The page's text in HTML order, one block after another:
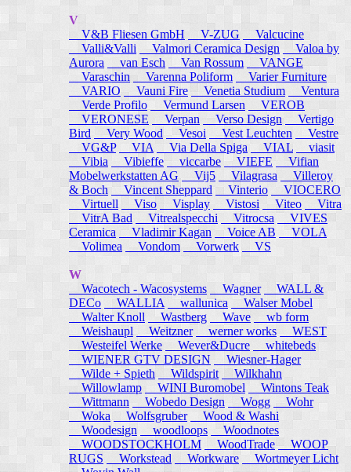
V
V&B Fliesen GmbH
V-ZUG
Valcucine
Valli&Valli
Valmori Ceramica Design
Valoa by
Aurora
van Esch Van Rossum
VANGE
Varaschin
Varenna Poliform
Varier Furniture
VARIO
Vauni Fire Venetia Studium
Ventura
Verde Profilo
Vermund Larsen
VEROB
VERONESE
Verpan Verso Design
Vertigo
Bird
Very Wood Vesoi Vest Leuchten
Vestre
VG&P
VIA Via Della Spiga VIAL
viasit
Vibia
Vibieffe viccarbe VIEFE
Vifian
Mobelwerkstatten AG
Vij5 Vilagrasa
Villeroy
& Boch
Vincent Sheppard Vinterio
VIOCERO
Virtuell
Viso Visplay Vistosi Viteo
Vitra
VitrA Bad
Vitrealspecchi Vitrocsa
VIVES
Ceramica
Vladimir Kagan Voice AB
VOLA
Volimea
Vondom Vorwerk VS
W
Wacotech - Wacosystems
Wagner
WALL &
DECo
WALLIA wallunica
Walser Mobel
Walter Knoll
Wastberg Wave
wb form
Weishaupl
Weitzner werner works
WEST
Westeifel Werke
Wever&Ducre
whitebeds
WIENER GTV DESIGN
Wiesner-Hager
Wilde + Spieth
Wildspirit
Wilkhahn
Willowlamp
WINI Buromobel
Wintons Teak
Wittmann
Wobedo Design Wogg
Wohr
Woka
Wolfsgruber
Wood & Washi
Woodesign
woodloops
Woodnotes
WOODSTOCKHOLM
WoodTrade
WOOP
RUGS
Workstead Workware
Wortmeyer Licht